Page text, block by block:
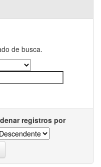
de busca.
registros por